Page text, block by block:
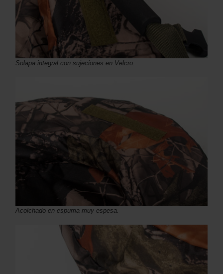
Solapa integral con sujeciones en Velcro.
Acolchado en espuma muy espesa.